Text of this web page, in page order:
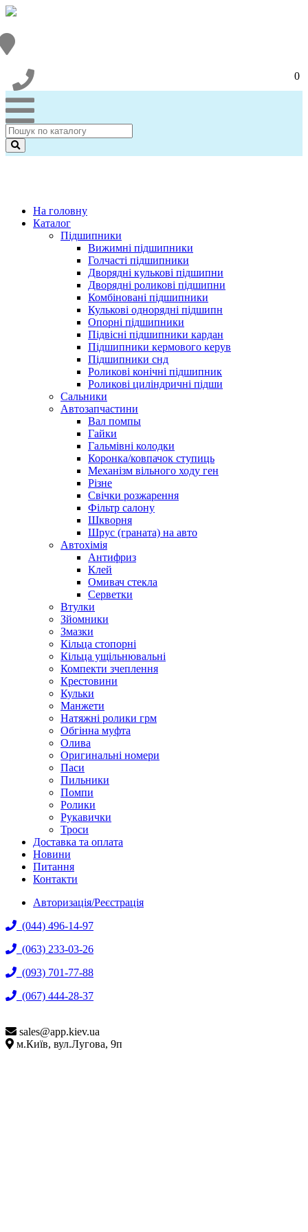
0
На головну
Каталог
Підшипники
Вижимні підшипники
Голчасті підшипники
Дворядні кулькові підшипни
Дворядні роликові підшипни
Комбіновані підшипники
Кулькові однорядні підшипн
Опорні підшипники
Підвісні підшипники кардан
Підшипники кермового керув
Підшипники снд
Роликові конічні підшипник
Роликові циліндричні підши
Сальники
Автозапчастини
Вал помпы
Гайки
Гальмівні колодки
Коронка/ковпачок ступиць
Механізм вільного ходу ген
Різне
Свічки розжарення
Фільтр салону
Шкворня
Шрус (граната) на авто
Автохімія
Антифриз
Клей
Омивач стекла
Серветки
Втулки
Зйомники
Змазки
Кільца стопорні
Кільца ущільнювальні
Компекти зчеплення
Крестовини
Кульки
Манжети
Натяжні ролики грм
Обгінна муфта
Олива
Оригинальні номери
Паси
Пильники
Помпи
Ролики
Рукавички
Троси
Доставка та оплата
Новини
Питання
Контакти
Авторизація/Реєстрація
(044) 496-14-97
(063) 233-03-26
(093) 701-77-88
(067) 444-28-37
sales@app.kiev.ua
м.Київ, вул.Лугова, 9п